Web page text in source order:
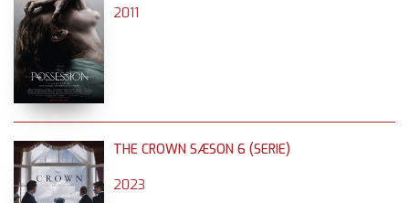
2011
THE CROWN SÆSON 6 (SERIE)
2023